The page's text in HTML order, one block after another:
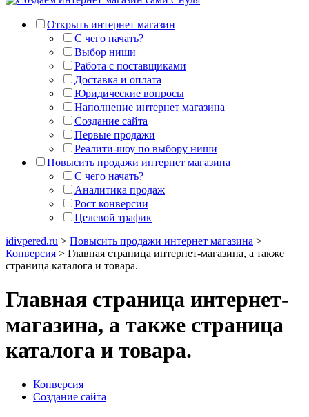
Открыть интернет магазин
С чего начать?
Выбор ниши
Работа с поставщиками
Доставка и оплата
Юридические вопросы
Наполнение интернет магазина
Создание сайта
Первые продажи
Реалити-шоу по выбору ниши
Повысить продажи интернет магазина
С чего начать?
Аналитика продаж
Рост конверсии
Целевой трафик
idivpered.ru > Повысить продажи интернет магазина >
Конверсия > Главная страница интернет-магазина, а также
страница каталога и товара.
Главная страница интернет-
магазина, а также страница
каталога и товара.
Конверсия
Создание сайта